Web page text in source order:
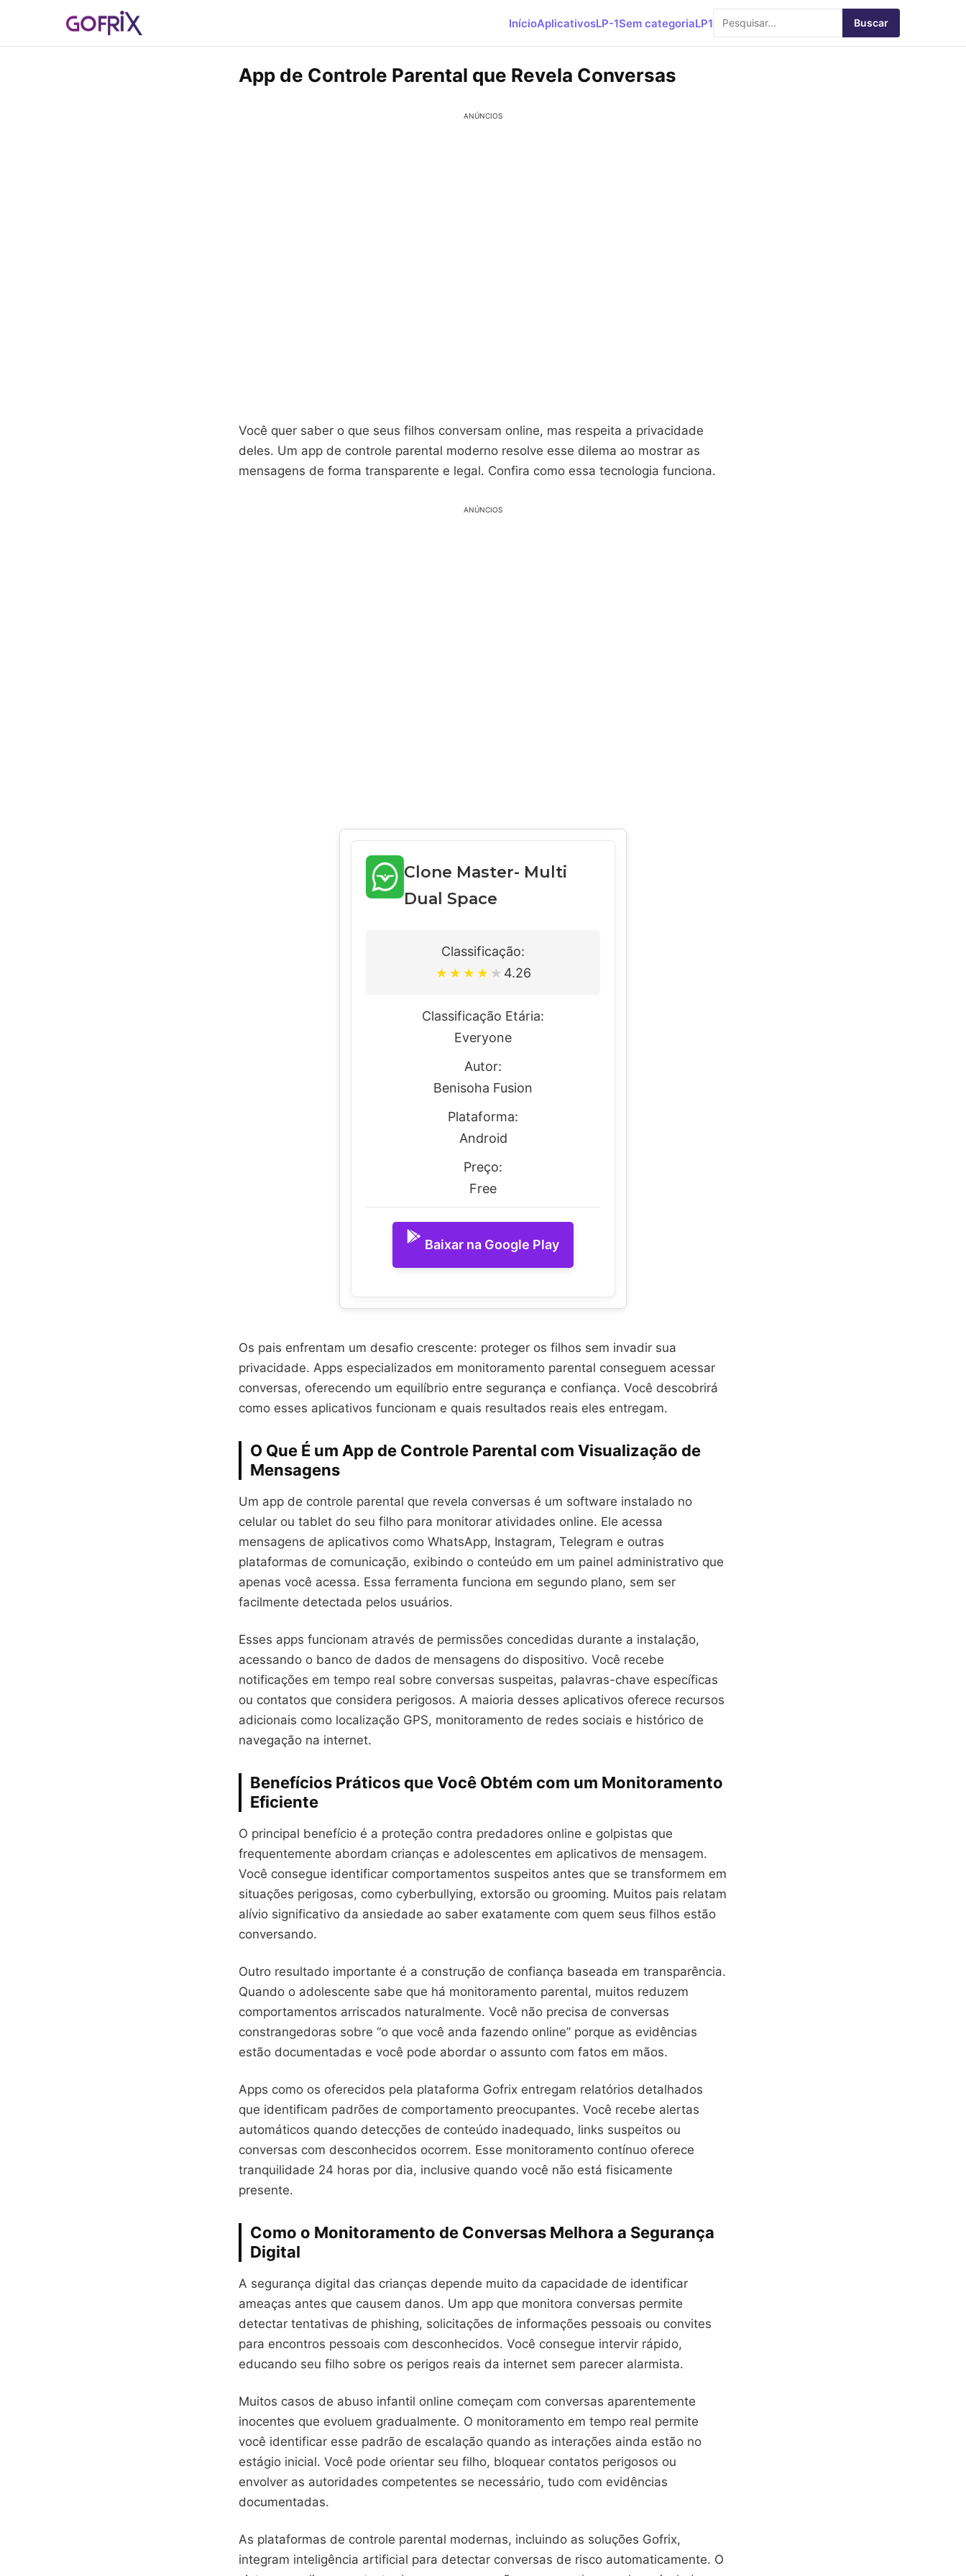
InícioAplicativosLP-1Sem categoriaLP1 Buscar
App de Controle Parental que Revela Conversas
ANÚNCIOS
Você quer saber o que seus filhos conversam online, mas respeita a privacidade
deles. Um app de controle parental moderno resolve esse dilema ao mostrar as
mensagens de forma transparente e legal. Confira como essa tecnologia funciona.
ANÚNCIOS
Clone Master- Multi
Dual Space
Classificação:
★ ★ ★ ★ ★ 4.26
Classificação Etária:
Everyone
Autor:
Benisoha Fusion
Plataforma:
Android
Preço:
Free
Baixar na Google Play
Os pais enfrentam um desafio crescente: proteger os filhos sem invadir sua
privacidade. Apps especializados em monitoramento parental conseguem acessar
conversas, oferecendo um equilíbrio entre segurança e confiança. Você descobrirá
como esses aplicativos funcionam e quais resultados reais eles entregam.
O Que É um App de Controle Parental com Visualização de
Mensagens
Um app de controle parental que revela conversas é um software instalado no
celular ou tablet do seu filho para monitorar atividades online. Ele acessa
mensagens de aplicativos como WhatsApp, Instagram, Telegram e outras
plataformas de comunicação, exibindo o conteúdo em um painel administrativo que
apenas você acessa. Essa ferramenta funciona em segundo plano, sem ser
facilmente detectada pelos usuários.
Esses apps funcionam através de permissões concedidas durante a instalação,
acessando o banco de dados de mensagens do dispositivo. Você recebe
notificações em tempo real sobre conversas suspeitas, palavras-chave específicas
ou contatos que considera perigosos. A maioria desses aplicativos oferece recursos
adicionais como localização GPS, monitoramento de redes sociais e histórico de
navegação na internet.
Benefícios Práticos que Você Obtém com um Monitoramento
Eficiente
O principal benefício é a proteção contra predadores online e golpistas que
frequentemente abordam crianças e adolescentes em aplicativos de mensagem.
Você consegue identificar comportamentos suspeitos antes que se transformem em
situações perigosas, como cyberbullying, extorsão ou grooming. Muitos pais relatam
alívio significativo da ansiedade ao saber exatamente com quem seus filhos estão
conversando.
Outro resultado importante é a construção de confiança baseada em transparência.
Quando o adolescente sabe que há monitoramento parental, muitos reduzem
comportamentos arriscados naturalmente. Você não precisa de conversas
constrangedoras sobre “o que você anda fazendo online” porque as evidências
estão documentadas e você pode abordar o assunto com fatos em mãos.
Apps como os oferecidos pela plataforma Gofrix entregam relatórios detalhados
que identificam padrões de comportamento preocupantes. Você recebe alertas
automáticos quando detecções de conteúdo inadequado, links suspeitos ou
conversas com desconhecidos ocorrem. Esse monitoramento contínuo oferece
tranquilidade 24 horas por dia, inclusive quando você não está fisicamente
presente.
Como o Monitoramento de Conversas Melhora a Segurança
Digital
A segurança digital das crianças depende muito da capacidade de identificar
ameaças antes que causem danos. Um app que monitora conversas permite
detectar tentativas de phishing, solicitações de informações pessoais ou convites
para encontros pessoais com desconhecidos. Você consegue intervir rápido,
educando seu filho sobre os perigos reais da internet sem parecer alarmista.
Muitos casos de abuso infantil online começam com conversas aparentemente
inocentes que evoluem gradualmente. O monitoramento em tempo real permite
você identificar esse padrão de escalação quando as interações ainda estão no
estágio inicial. Você pode orientar seu filho, bloquear contatos perigosos ou
envolver as autoridades competentes se necessário, tudo com evidências
documentadas.
As plataformas de controle parental modernas, incluindo as soluções Gofrix,
integram inteligência artificial para detectar conversas de risco automaticamente. O